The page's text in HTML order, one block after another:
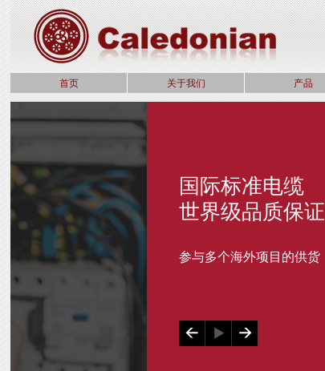
首页 关于我们 产品
国际标准电缆
世界级品质保证
参与多个海外项目的供货